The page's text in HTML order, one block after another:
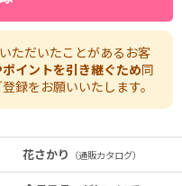
ただいたことがあるお客
イントを引き継ぐため同
録をお願いいたします。
花さかり （通販カタログ）